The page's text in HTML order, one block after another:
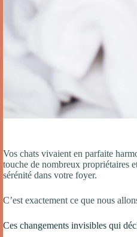
Vos chats vivaient en parfaite
touche de nombreux propriétaires
sérénité dans votre foyer.
C’est exactement ce que nous
Ces changements invisibles qui